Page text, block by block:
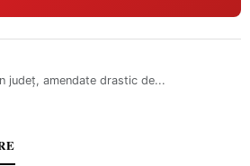
județ, amendate drastic de...